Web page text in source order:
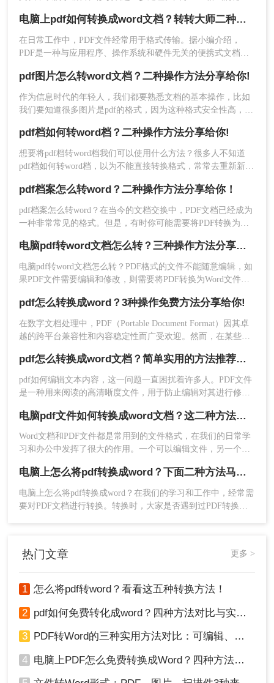
行转换是最省时省事的方法，因为可以批量转换，
文件体积大的转换也比在线更具优势。
2、文件上传后可以设置一下转换的页数范围、输出
格式、转换效果以及保存路径，设置完毕好点击开
始转换即可。
看完以上操作，你学会电脑上pdf如何转换成word文
档了吗？是不是很简单呢？转转大师pdf转换器不仅
能PDF转Word也支持多种格式之间的转换哦，有需
要的朋友可以将网站收藏起来哦。
而，PDF文件并不易于编辑，因此，将其转换为Word文档成为
了一种常见的需求。那么电脑上如何把pdf转换成word文档呢？
本文将介绍二种在电脑上将PDF转换成Word文档的实用方法。
电脑上pdf如何转换成word文档？转转大师二种操作方法分享给你!
在日常工作中，PDF文件经常用于格式传输。据小编介绍，
PDF是一种与应用程序、操作系统和硬件无关的便携式文档格
印机上。难怪PDF格式经常出现在办公文件传输中。然而，
PDF文件的编辑和操作更麻烦。此时，许多朋友问小编电脑上
pdf如何转换成word文档。将pdf转word确实是个好方法。让我
们看看如何转换吧！
pdf图片怎么转word文档？二种操作方法分享给你!
作为信息时代的年轻人，我们都要熟悉文档的基本操作，比如
我们要知道很多图片是pdf的格式，因为这种格式安全性高，稳
式，只有这样才能修改和排版。但是pdf图片怎么转word文档？
分享pdf转word文档的方法。
pdf档如何转word档？二种操作方法分享给你!
想要将pdf档转word档我们可以使用什么方法？很多人不知道
pdf档如何转word档，以为不能直接转换格式，常常去重新新建
转大师PDF转换器将两种格式的文件进行转换，很快就能搞
定。
pdf档案怎么转word？二种操作方法分享给你！
pdf档案怎么转word？在当今的文档交换中，PDF文档已经成为
一种非常常见的格式。但是，有时你可能需要将PDF转换为
为Word文档。那么下面这篇文章就给大家介绍二种转换方法。
电脑pdf转word文档怎么转？三种操作方法分享给你！
电脑pdf转word文档怎么转？PDF格式的文件不能随意编辑，如
果PDF文件需要编辑和修改，则需要将PDF转换为Word文件。
有效的电脑上pdf转word软件方法！
pdf怎么转换成word？3种操作免费方法分享给你!
在数字文档处理中，PDF（Portable Document Format）因其卓
越的跨平台兼容性和内容稳定性而广受欢迎。然而，在某些情
这时就需要将其转换为Word（.doc或.docx）格式。Word文档提
供了丰富的编辑功能和灵活性，使得内容的修改和再利用变得
更加容易。那么pdf怎么转换成word呢？本文将介绍几种常见的
PDF转Word的方法。
pdf怎么转换成word文档？简单实用的方法推荐给你！
pdf如何编辑文本内容，这一问题一直困扰着许多人。PDF文件
是一种用来阅读的高清晰度文件，用于防止编辑对其进行修
档，然后直接在Word中修改，这样虽然多了个步骤，但是我们
也能如意的将文档内容修改，那么pdf怎么转换成word文档呢？
下面一起看看吧。
电脑pdf文件如何转换成word文档？这二种方法轻松办到！
Word文档和PDF文件都是常用到的文件格式，在我们的日常学
习和办公中发挥了很大的作用。一个可以编辑文件，另一个可
成Word文档进行修改编辑，却不知道电脑pdf文件如何转换成
word文档。今天就和大家分享一下PDF转Word的2种简单方
法，想要了解的小伙伴们快来看一看吧！
电脑上怎么将pdf转换成word？下面二种方法马上教会你
电脑上怎么将pdf转换成word？在我们的学习和工作中，经常需
要对PDF文档进行转换。转换时，大家是否遇到过PDF转换乱
热门文章 更多 >
1 怎么将pdf转word？看看这五种转换方法！
2 pdf如何免费转化成word？四种方法对比与实操指南（附详细表格）
3 PDF转Word的三种实用方法对比：可编辑、保格式、避风险！
4 电脑上PDF怎么免费转换成Word？四种方法对比与实操指南（附详细表格）!